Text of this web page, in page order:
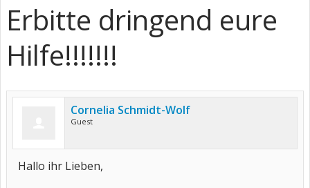
Erbitte dringend eure
Hilfe!!!!!!!
Cornelia Schmidt-Wolf
Guest
Hallo ihr Lieben,